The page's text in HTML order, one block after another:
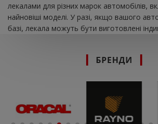
лекалами для різних марок автомобілів,
найновіші моделі. У разі, якщо вашого
базі, лекала можуть бути виготовлені
БРЕНДИ